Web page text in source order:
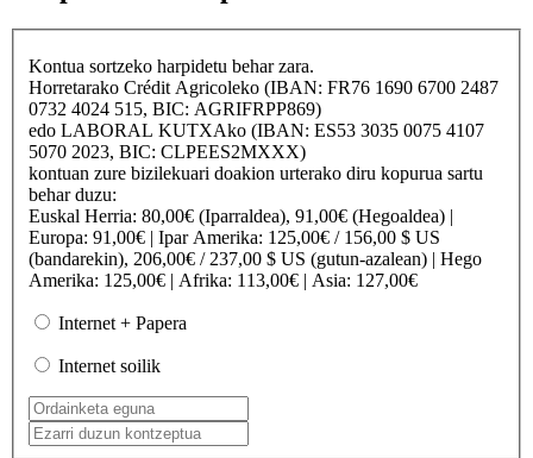
Kontua sortzeko harpidetu behar zara.
Horretarako Crédit Agricoleko (IBAN: FR76 1690 6700 2487
0732 4024 515, BIC: AGRIFRPP869)
edo LABORAL KUTXAko (IBAN: ES53 3035 0075 4107
5070 2023, BIC: CLPEES2MXXX)
kontuan zure bizilekuari doakion urterako diru kopurua sartu
behar duzu:
Euskal Herria: 80,00€ (Iparraldea), 91,00€ (Hegoaldea) |
Europa: 91,00€ | Ipar Amerika: 125,00€ / 156,00 $ US
(bandarekin), 206,00€ / 237,00 $ US (gutun-azalean) | Hego
Amerika: 125,00€ | Afrika: 113,00€ | Asia: 127,00€
Internet + Papera
Internet soilik